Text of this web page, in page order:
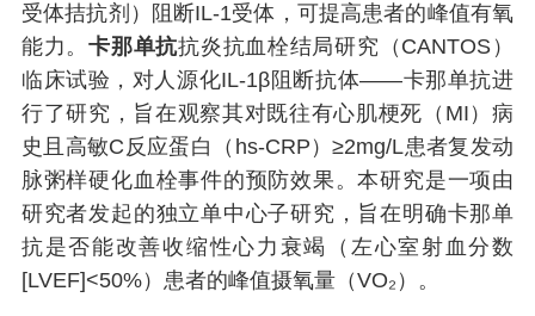
受体拮抗剂）阻断IL-1受体，可提高患者的峰值有氧
能力。卡那单抗抗炎抗血栓结局研究（CANTOS）
临床试验，对人源化IL-1β阻断抗体——卡那单抗进
行了研究，旨在观察其对既往有心肌梗死（MI）病
史且高敏C反应蛋白（hs-CRP）≥2mg/L患者复发动
脉粥样硬化血栓事件的预防效果。本研究是一项由
研究者发起的独立单中心子研究，旨在明确卡那单
抗是否能改善收缩性心力衰竭（左心室射血分数
[LVEF]<50%）患者的峰值摄氧量（VO₂）。